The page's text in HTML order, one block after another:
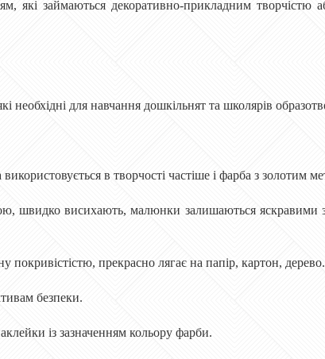
які займаються декоративно-прикладним творчістю
для навчання дошкільнят та школярів
в творчості частіше і фарба з золотим
швидко висихають, малюнки залишаються яскравими
покривістістю, прекрасно лягає на папір, картон, дерево.
безпеки.
із зазначенням кольору фарби.